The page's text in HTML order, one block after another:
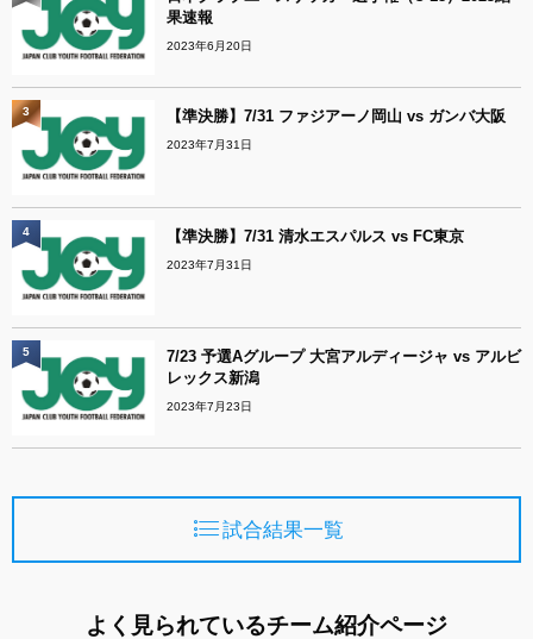
果速報
2023年6月20日
【準決勝】7/31 ファジアーノ岡山 vs ガンバ大阪
2023年7月31日
3
【準決勝】7/31 清水エスパルス vs FC東京
2023年7月31日
4
7/23 予選Aグループ 大宮アルディージャ vs アルビ
レックス新潟
2023年7月23日
5
試合結果一覧
よく見られているチーム紹介ページ